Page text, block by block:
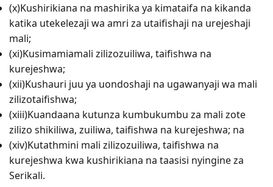
(x)Kushirikiana na mashirika ya kimataifa na kikanda
katika utekelezaji wa amri za utaifishaji na urejeshaji
mali;
(xi)Kusimamiamali zilizozuiliwa, taifishwa na
kurejeshwa;
(xii)Kushauri juu ya uondoshaji na ugawanyaji wa mali
zilizotaifishwa;
(xiii)Kuandaana kutunza kumbukumbu za mali zote
zilizo shikiliwa, zuiliwa, taifishwa na kurejeshwa; na
(xiv)Kutathmini mali zilizozuiliwa, taifishwa na
kurejeshwa kwa kushirikiana na taasisi nyingine za
Serikali.